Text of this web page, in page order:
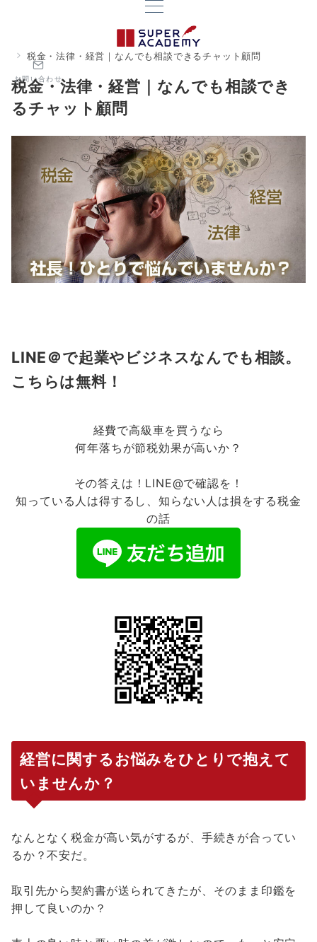
お問い合わせ
税金・法律・経営｜なんでも相談できるチャット顧問
税金・法律・経営｜なんでも相談でき
るチャット顧問
LINE＠で起業やビジネスなんでも相談。
こちらは無料！
経費で高級車を買うなら
何年落ちが節税効果が高いか？
その答えは！ LINE@で確認を！
知っている人は得するし、知らない人は損をする税金
の話
経営に関するお悩みをひとりで抱えて
いませんか？
なんとなく税金が高い気がするが、手続きが合ってい
るか？不安だ。
取引先から契約書が送られてきたが、そのまま印鑑を
押して良いのか？